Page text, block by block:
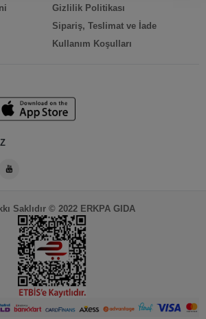
Gizlilik Politikası
Sipariş, Teslimat ve İade
Kullanım Koşulları
Saklıdır © 2022 ERKPA GIDA